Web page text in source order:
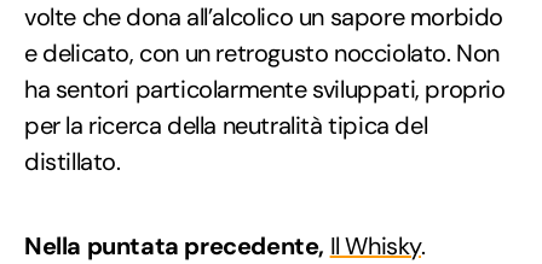
volte che dona all’alcolico un sapore morbido
e delicato, con un retrogusto nocciolato. Non
ha sentori particolarmente sviluppati, proprio
per la ricerca della neutralità tipica del
distillato.
Nella puntata precedente, Il Whisky.